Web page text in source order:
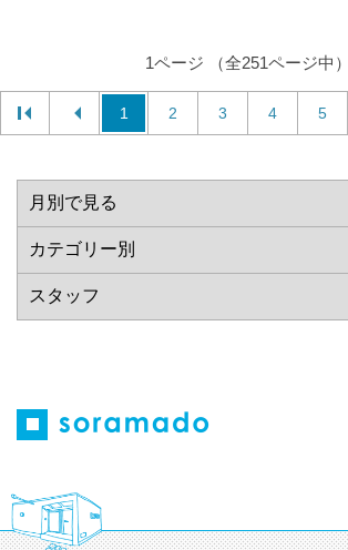
1ページ （全251ページ中）
1 2 3 4 5